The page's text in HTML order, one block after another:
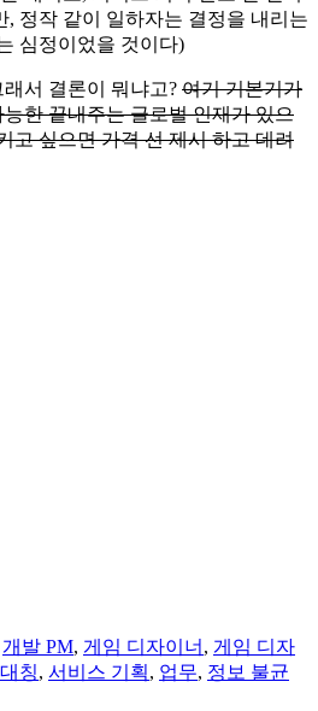
, 정작 같이 일하자는 결정을 내리는
심정이었을 것이다)
서 결론이 뭐냐고? 여기 기본기가
한 끝내주는 글로벌 인재가 있으
고 싶으면 가격 선 제시 하고 데려
개발 PM, 게임 디자이너 , 게임 디자
칭, 서비스 기획, 업무, 정보 불균